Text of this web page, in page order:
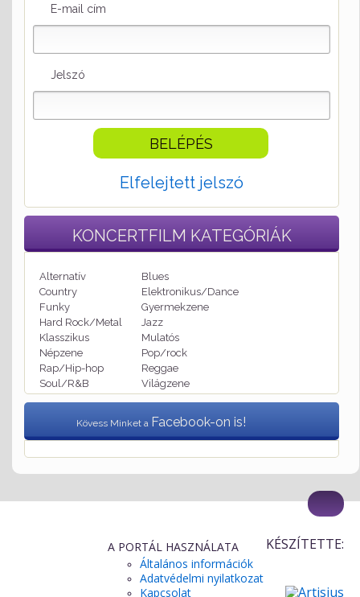
E-mail cím
Jelszó
Elfelejtett jelszó
KONCERTFILM KATEGÓRIÁK
Alternatív
Blues
Country
Elektronikus/Dance
Funky
Gyermekzene
Hard Rock/Metal
Jazz
Klasszikus
Mulatós
Népzene
Pop/rock
Rap/Hip-hop
Reggae
Soul/R&B
Világzene
Kövess Minket a Facebook-on is!
A PORTÁL HASZNÁLATA
Általános információk
Adatvédelmi nyilatkozat
Kapcsolat
KÉSZÍTETTE: